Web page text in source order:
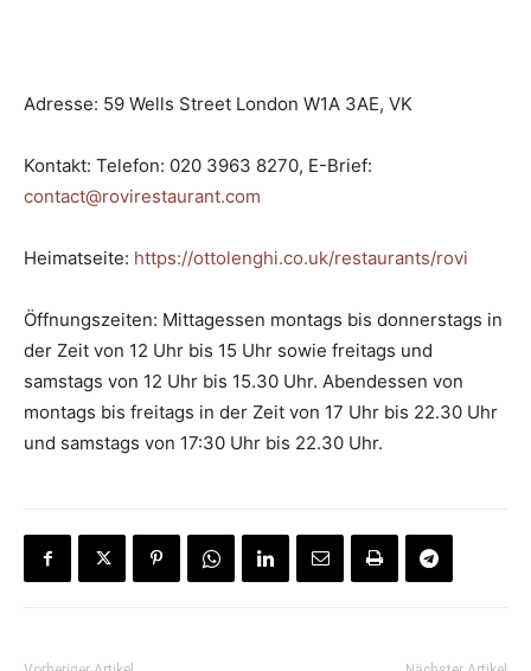
Adresse: 59 Wells Street London W1A 3AE, VK
Kontakt: Telefon: 020 3963 8270, E-Brief:
contact@rovirestaurant.com
Heimatseite: https://ottolenghi.co.uk/restaurants/rovi
Öffnungszeiten: Mittagessen montags bis donnerstags in
der Zeit von 12 Uhr bis 15 Uhr sowie freitags und
samstags von 12 Uhr bis 15.30 Uhr. Abendessen von
montags bis freitags in der Zeit von 17 Uhr bis 22.30 Uhr
und samstags von 17:30 Uhr bis 22.30 Uhr.